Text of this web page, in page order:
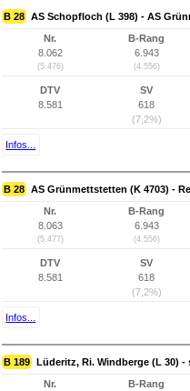
B 28 AS Schopfloch (L 398) - AS
Nr.
8.062
(5.476)
B-Rang
6.943
(4.556)
DTV
8.581
SV
618
(7,2%)
Infos...
B 28 AS Grünmettstetten (K 4703) -
Nr.
8.063
(5.477)
B-Rang
6.943
(4.556)
DTV
8.581
SV
618
(7,2%)
Infos...
B 189 Lüderitz, Ri. Windberge (L 30) -
Nr.
B-Rang